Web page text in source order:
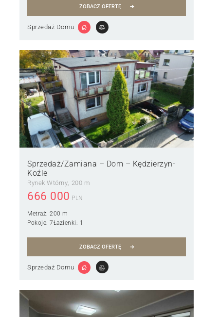
ZOBACZ OFERTĘ
Sprzedaż Domu
Sprzedaż/Zamiana – Dom – Kędzierzyn-
Koźle
Rynek Wtórny 200 m
666 000 PLN
Metraż: 200 m
Pokoje: 7Łazienki: 1
ZOBACZ OFERTĘ
Sprzedaż Domu